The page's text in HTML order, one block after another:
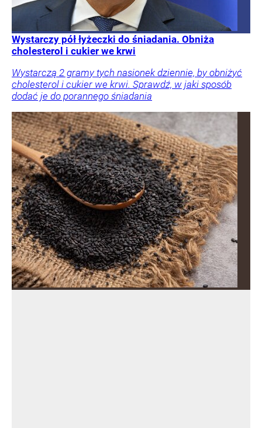
Wystarczy pół łyżeczki do śniadania. Obniża
cholesterol i cukier we krwi
Wystarczą 2 gramy tych nasionek dziennie, by obniżyć
cholesterol i cukier we krwi. Sprawdź, w jaki sposób
dodać je do porannego śniadania